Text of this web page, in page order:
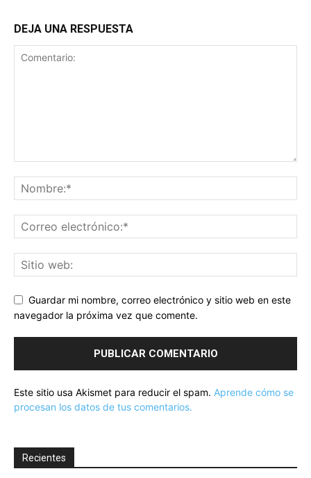
DEJA UNA RESPUESTA
Guardar mi nombre, correo electrónico y sitio web en este
navegador la próxima vez que comente.
Este sitio usa Akismet para reducir el spam. Aprende cómo se
procesan los datos de tus comentarios.
Recientes